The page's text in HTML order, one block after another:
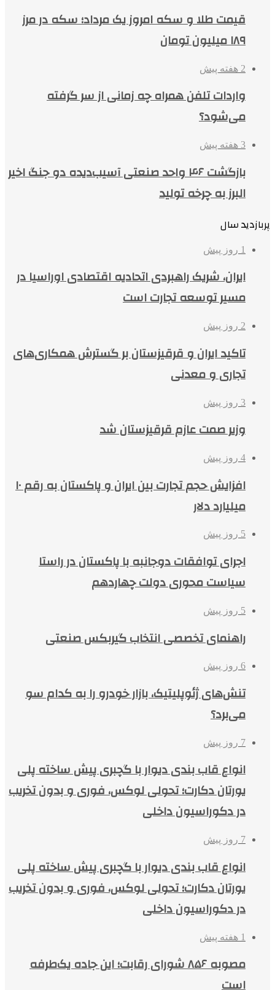
قیمت طلا و سکه امروز یک مرداد؛ سکه در مرز
۱۸۹ میلیون تومان
2 هفته پیش
واردات تلفن همراه چه زمانی از سر گرفته
می‌شود؟
3 هفته پیش
بازگشت ۴۶ واحد صنعتی آسیب‌دیده دو جنگ اخیر
البرز به چرخه تولید
پربازدید سال
1 روز پیش
ایران، شریک راهبردی اتحادیه اقتصادی اوراسیا در
مسیر توسعه تجارت است
2 روز پیش
تاکید ایران و قرقیزستان بر گسترش همکاری‌های
تجاری و معدنی
3 روز پیش
وزیر صمت عازم قرقیزستان شد
4 روز پیش
افزایش حجم تجارت بین ایران و پاکستان به رقم ۱۰
میلیارد دلار
5 روز پیش
اجرای توافقات دوجانبه با پاکستان در راستا
سیاست محوری دولت چهاردهم
5 روز پیش
راهنمای تخصصی انتخاب گیربکس صنعتی
6 روز پیش
تنش‌های ژئوپلیتیک، بازار خودرو را به کدام سو
می‌برد؟
7 روز پیش
انواع قاب بندی دیوار با گچبری پیش ساخته پلی
یورتان دکارت؛ تحولی لوکس، فوری و بدون تخریب
در دکوراسیون داخلی
7 روز پیش
انواع قاب بندی دیوار با گچبری پیش ساخته پلی
یورتان دکارت؛ تحولی لوکس، فوری و بدون تخریب
در دکوراسیون داخلی
1 هفته پیش
مصوبه ۸۵۶ شورای رقابت؛ این جاده یک‌طرفه
است